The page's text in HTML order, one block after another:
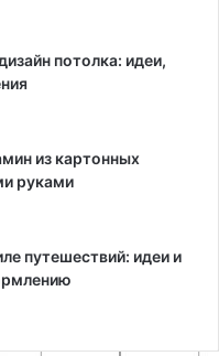
потолка: идеи,
из картонных
руками
путешествий: идеи и